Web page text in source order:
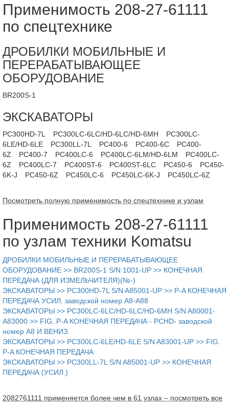
Применимость 208-27-61111
по спецтехнике
ДРОБИЛКИ МОБИЛЬНЫЕ И
ПЕРЕРАБАТЫВАЮЩЕЕ
ОБОРУДОВАНИЕ
BR200S-1
ЭКСКАВАТОРЫ
PC300HD-7L PC300LC-6LC/HD-6LC/HD-6MH
PC300LC-
6LE/HD-6LE
PC300LL-7L PC400-6 PC400-6C
PC400-
6Z
PC400-7 PC400LC-6 PC400LC-6LM/HD-6LM
PC400LC-
6Z
PC400LC-7 PC400ST-6 PC400ST-6LC PC450-6
PC450-
6K-J
PC450-6Z PC450LC-6 PC450LC-6K-J PC450LC-6Z
Посмотреть полную применимость по спецтехнике и узлам
Применимость 208-27-61111
по узлам техники Komatsu
ДРОБИЛКИ МОБИЛЬНЫЕ И ПЕРЕРАБАТЫВАЮЩЕЕ
ОБОРУДОВАНИЕ >> BR200S-1 S/N 1001-UP >> КОНЕЧНАЯ
ПЕРЕДАЧА (ДЛЯ ИЗМЕЛЬЧИТЕЛЯ)(№-)
ЭКСКАВАТОРЫ >> PC300HD-7L S/N A85001-UP >> P-A КОНЕЧНАЯ
ПЕРЕДАЧА УСИЛ. заводской номер A8-A88
ЭКСКАВАТОРЫ >> PC300LC-6LC/HD-6LC/HD-6MH S/N A80001-
A83000 >> FIG. P-A КОНЕЧНАЯ ПЕРЕДАЧА - PCHD- заводской
номер A8 И BEНИЗ.
ЭКСКАВАТОРЫ >> PC300LC-6LE/HD-6LE S/N A83001-UP >> FIG.
P-A КОНЕЧНАЯ ПЕРЕДАЧА
ЭКСКАВАТОРЫ >> PC300LL-7L S/N A85001-UP >> КОНЕЧНАЯ
ПЕРЕДАЧА (УСИЛ.)
2082761111 применяется более чем в 61 узлах – посмотреть все